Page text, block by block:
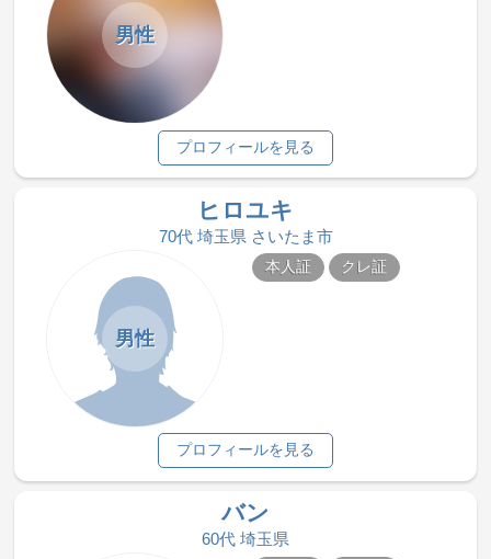
男性
プロフィールを見る
ヒロユキ
70代 埼玉県 さいたま市
男性
本人証 クレ証
プロフィールを見る
バン
60代 埼玉県